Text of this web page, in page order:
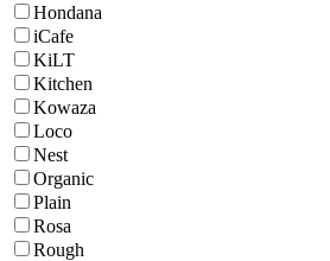
Hondana
iCafe
KiLT
Kitchen
Kowaza
Loco
Nest
Organic
Plain
Rosa
Rough